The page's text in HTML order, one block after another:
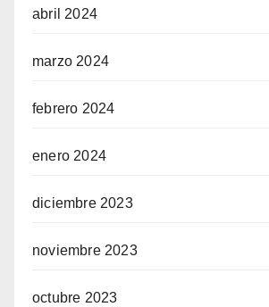
abril 2024
marzo 2024
febrero 2024
enero 2024
diciembre 2023
noviembre 2023
octubre 2023